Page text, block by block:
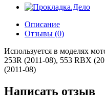
Описание
Отзывы (0)
Используется в моделях
253R (2011-08), 553 RBX
(2011-08)
Написать отзыв